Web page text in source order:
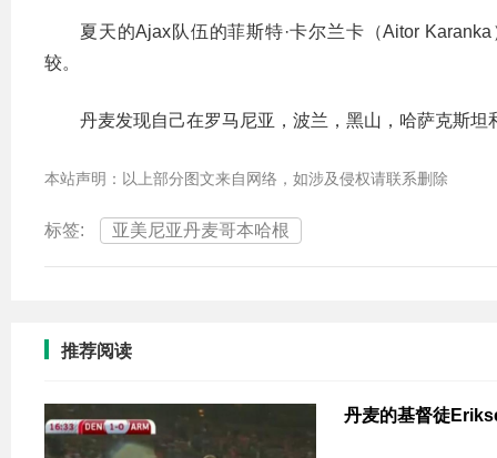
夏天的Ajax队伍的菲斯特·卡尔兰卡（Aitor
较。
丹麦发现自己在罗马尼亚，波兰，黑山，哈萨克斯坦
本站声明：以上部分图文来自网络，如涉及侵权请联系删除
标签: 亚美尼亚丹麦哥本哈根
推荐阅读
丹麦的基督徒